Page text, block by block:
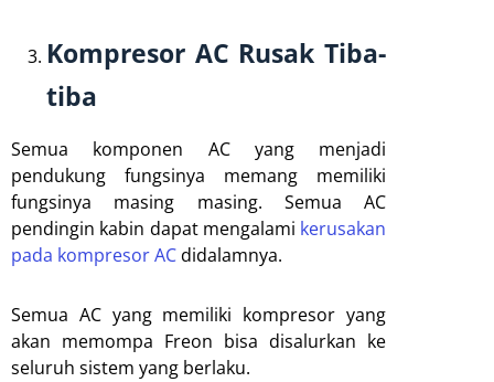
Kompresor AC Rusak Tiba-
tiba
Semua komponen AC yang menjadi
pendukung fungsinya memang memiliki
fungsinya masing masing. Semua AC
pendingin kabin dapat mengalami kerusakan
pada kompresor ACdidalamnya.
Semua AC yang memiliki kompresor yang
akan memompa Freon bisa disalurkan ke
seluruh sistem yang berlaku.